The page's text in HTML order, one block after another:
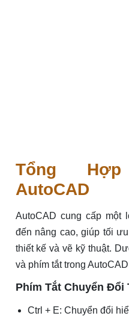
Tổng
AutoCAD
AutoCAD cung cấp
đến nâng cao, giúp tối
thiết kế và vẽ kỹ thuật.
và phím tắt trong
Phím Tắt Chuyển Đổi
Ctrl + E: Chuyển đổi